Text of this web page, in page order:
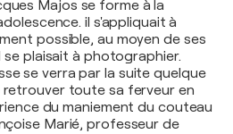
Majos se forme à la
il s'appliquait à
possible, au moyen de ses
se plaisait à photographier.
se verra par la suite quelque
retrouver toute sa ferveur en
du maniement du couteau
Marié, professeur de